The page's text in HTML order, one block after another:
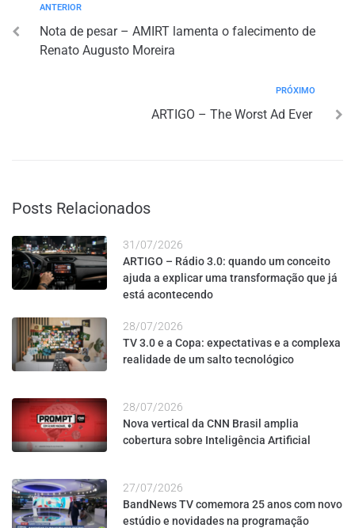
ANTERIOR
Nota de pesar – AMIRT lamenta o falecimento de
Renato Augusto Moreira
PRÓXIMO
ARTIGO – The Worst Ad Ever
Posts Relacionados
31/07/2026
ARTIGO – Rádio 3.0: quando um conceito
ajuda a explicar uma transformação que já
está acontecendo
28/07/2026
TV 3.0 e a Copa: expectativas e a complexa
realidade de um salto tecnológico
28/07/2026
Nova vertical da CNN Brasil amplia
cobertura sobre Inteligência Artificial
27/07/2026
BandNews TV comemora 25 anos com novo
estúdio e novidades na programação